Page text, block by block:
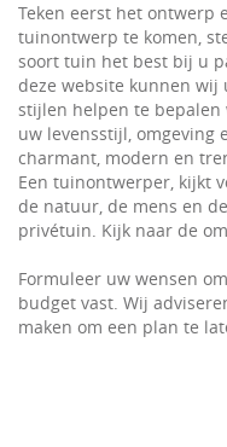
Teken eerst het ontwerp
tuinontwerp te komen,
soort tuin het best bij u
deze website kunnen wij
stijlen helpen te
uw levensstijl, omgeving
charmant, modern en
Een tuinontwerper, kijkt
de natuur, de mens en
privétuin. Kijk naar de
Formuleer uw wensen
budget vast. Wij
maken om een plan te